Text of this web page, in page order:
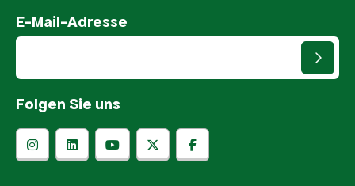
E-Mail-Adresse
Folgen Sie uns